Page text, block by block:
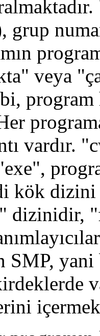
grup
veya
program
vardır.
kök
dizinidir,
SMP,